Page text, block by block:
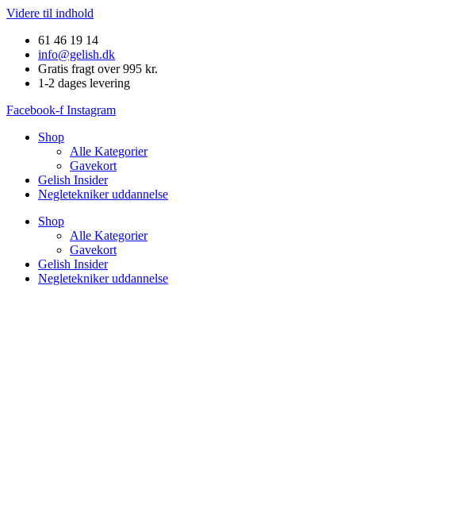
Videre til indhold
61 46 19 14
info@gelish.dk
Gratis fragt over 995 kr.
1-2 dages levering
Facebook-f Instagram
Shop
Alle Kategorier
Gavekort
Gelish Insider
Negletekniker uddannelse
Shop
Alle Kategorier
Gavekort
Gelish Insider
Negletekniker uddannelse